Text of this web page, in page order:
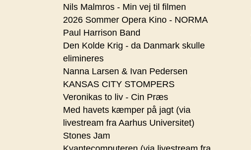
Nils Malmros - Min vej til filmen
2026 Sommer Opera Kino - NORMA
Paul Harrison Band
Den Kolde Krig - da Danmark skulle
elimineres
Nanna Larsen & Ivan Pedersen
KANSAS CITY STOMPERS
Veronikas to liv - Cin Præs
Med havets kæmper på jagt (via
livestream fra Aarhus Universitet)
Stones Jam